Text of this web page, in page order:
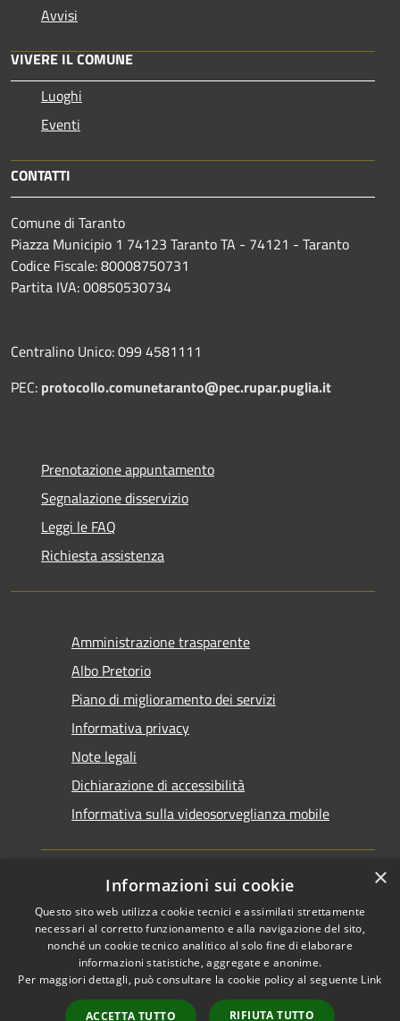
Avvisi
VIVERE IL COMUNE
Luoghi
Eventi
CONTATTI
Comune di Taranto
Piazza Municipio 1 74123 Taranto TA - 74121 - Taranto
Codice Fiscale: 80008750731
Partita IVA: 00850530734
Centralino Unico: 099 4581111
PEC: protocollo.comunetaranto@pec.rupar.puglia.it
Prenotazione appuntamento
Segnalazione disservizio
Leggi le FAQ
Richiesta assistenza
Amministrazione trasparente
Albo Pretorio
Piano di miglioramento dei servizi
Informativa privacy
Note legali
Dichiarazione di accessibilità
Informativa sulla videosorveglianza mobile
RSS
Accessibilità
Cookie
Mappa del sito
Copyright © 2026 • Comune di
Taranto • Powered by
Municipium•Accesso
redazione
×
Informazioni sui cookie
Questo sito web utilizza cookie tecnici e assimilati strettamente
necessari al corretto funzionamento e alla navigazione del sito,
nonché un cookie tecnico analitico al solo fine di elaborare
informazioni statistiche, aggregate e anonime.
Per maggiori dettagli, può consultare la cookie policy al seguente Link
ACCETTA TUTTO RIFIUTA TUTTO